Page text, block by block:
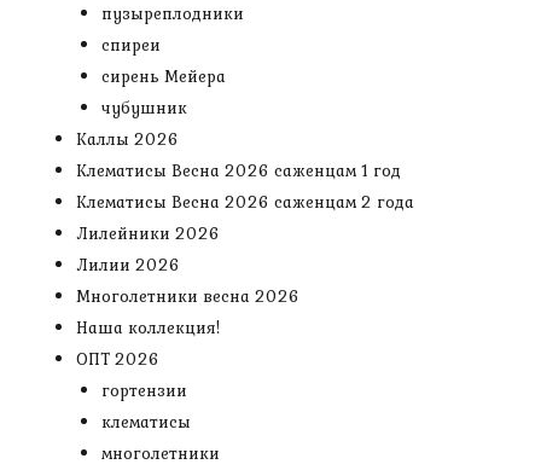
пузыреплодники
спиреи
сирень Мейера
чубушник
Каллы 2026
Клематисы Весна 2026 саженцам 1 год
Клематисы Весна 2026 саженцам 2 года
Лилейники 2026
Лилии 2026
Многолетники весна 2026
Наша коллекция!
ОПТ 2026
гортензии
клематисы
многолетники